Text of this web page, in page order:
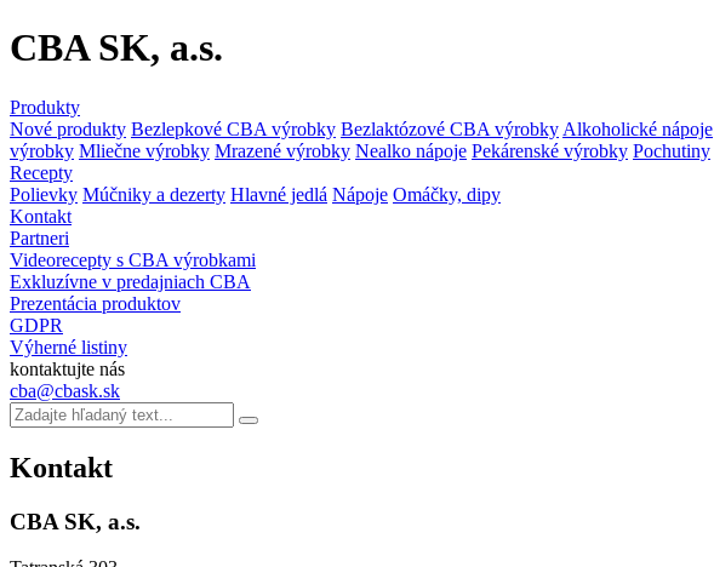
CBA SK, a.s.
Produkty
Nové produkty Bezlepkové CBA výrobky Bezlaktózové CBA výrobky Alkoholické nápoje
výrobky Mliečne výrobky Mrazené výrobky Nealko nápoje Pekárenské výrobky Pochutiny
Recepty
Polievky Múčniky a dezerty Hlavné jedlá Nápoje Omáčky, dipy
Kontakt
Partneri
Videorecepty s CBA výrobkami
Exkluzívne v predajniach CBA
Prezentácia produktov
GDPR
Výherné listiny
kontaktujte nás
cba@cbask.sk
Kontakt
CBA SK, a.s.